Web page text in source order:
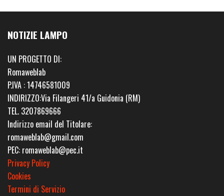
NOTIZIE LAMPO
UN PROGETTO DI:
Romaweblab
P.IVA : 14746581009
INDIRIZZO:Via Filangeri 41/a Guidonia (RM)
TEL. 3207869666
Indirizzo email del Titolare:
romaweblab@gmail.com
PEC: romaweblab@pec.it
Privacy Policy
Cookies
Termini di Servizio